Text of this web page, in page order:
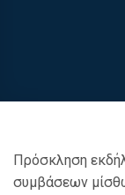
Πρόσκληση
συμβάσεων